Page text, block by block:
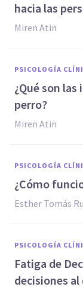
hacia las
Miren Atin
PSICOLOGÍA
¿Qué son
perro?
Miren Atin
PSICOLOGÍA
¿Cómo
Esther Tomás
PSICOLOGÍA
Fatiga de
decisiones